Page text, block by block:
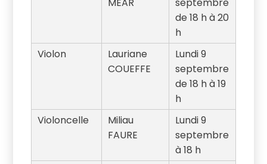
MEAR
septembre
de 18 h à 20
h
Violon
Lauriane
COUEFFE
Lundi 9
septembre
de 18 h à 19
h
Violoncelle
Miliau
FAURE
Lundi 9
septembre
à 18 h